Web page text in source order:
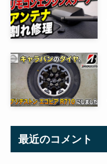
最近のコメント